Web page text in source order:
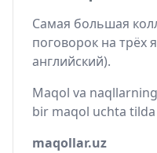
Самая большая
поговорок на трёх
английский).
Maqol va
bir maqol uchta tilda
maqollar.uz